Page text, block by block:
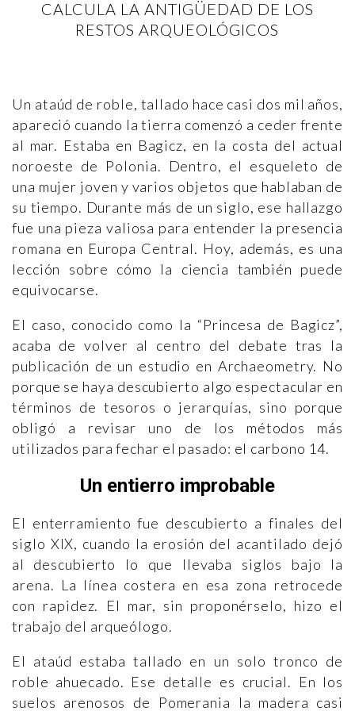
CALCULA LA ANTIGÜEDAD DE LOS
RESTOS ARQUEOLÓGICOS
Un ataúd de roble, tallado hace casi dos mil años,
apareció cuando la tierra comenzó a ceder frente
al mar. Estaba en Bagicz, en la costa del actual
noroeste de Polonia. Dentro, el esqueleto de
una mujer joven y varios objetos que hablaban de
su tiempo. Durante más de un siglo, ese hallazgo
fue una pieza valiosa para entender la presencia
romana en Europa Central. Hoy, además, es una
lección sobre cómo la ciencia también puede
equivocarse.
El caso, conocido como la “Princesa de Bagicz”,
acaba de volver al centro del debate tras la
publicación de un estudio en Archaeometry. No
porque se haya descubierto algo espectacular en
términos de tesoros o jerarquías, sino porque
obligó a revisar uno de los métodos más
utilizados para fechar el pasado: el carbono 14.
Un entierro improbable
El enterramiento fue descubierto a finales del
siglo XIX, cuando la erosión del acantilado dejó
al descubierto lo que llevaba siglos bajo la
arena. La línea costera en esa zona retrocede
con rapidez. El mar, sin proponérselo, hizo el
trabajo del arqueólogo.
El ataúd estaba tallado en un solo tronco de
roble ahuecado. Ese detalle es crucial. En los
suelos arenosos de Pomerania la madera casi